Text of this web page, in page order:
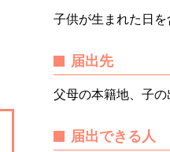
子供が生まれた日
届出先
父母の本籍地、子
届出できる人